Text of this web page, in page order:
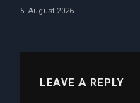
5. August 2026
LEAVE A REPLY